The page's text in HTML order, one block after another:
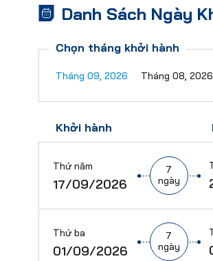
Danh Sách Ngày
Chọn tháng khởi hành
Tháng 09, 2026 Tháng 08, 2026
Khởi hành
Thứ năm
17/09/2026
7
ngày
Thứ ba
01/09/2026
7
ngày